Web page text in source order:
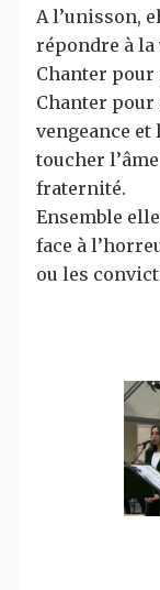
A l’unisson,
répondre à la
Chanter pour
Chanter
vengeance et
toucher
fraternité.
Ensemble
face à
ou les